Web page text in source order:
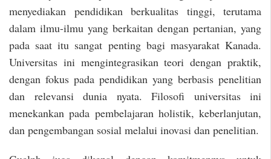
menyediakan pendidikan berkualitas tinggi, terutama
dalam ilmu-ilmu yang berkaitan dengan pertanian, yang
pada saat itu sangat penting bagi masyarakat Kanada.
Universitas ini mengintegrasikan teori dengan praktik,
dengan fokus pada pendidikan yang berbasis penelitian
dan relevansi dunia nyata. Filosofi universitas ini
menekankan pada pembelajaran holistik, keberlanjutan,
dan pengembangan sosial melalui inovasi dan penelitian.